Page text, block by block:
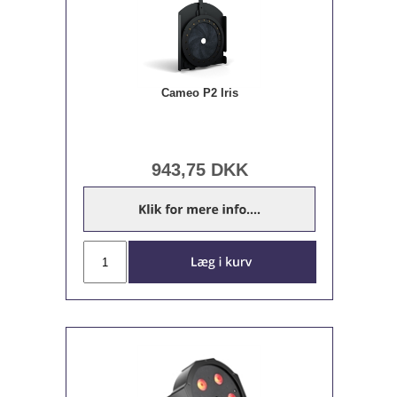
Cameo P2 Iris
943,75DKK